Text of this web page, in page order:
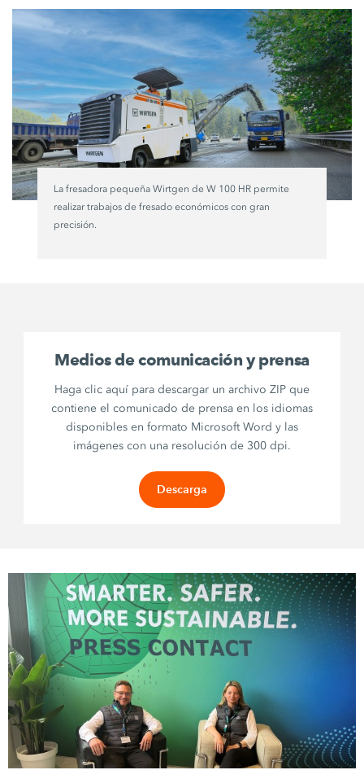
La fresadora pequeña Wirtgen de W 100 HR permite
realizar trabajos de fresado económicos con gran
precisión.
Medios de comunicación y prensa
Haga clic aquí para descargar un archivo ZIP que
contiene el comunicado de prensa en los idiomas
disponibles en formato Microsoft Word y las
imágenes con una resolución de 300 dpi.
Descarga